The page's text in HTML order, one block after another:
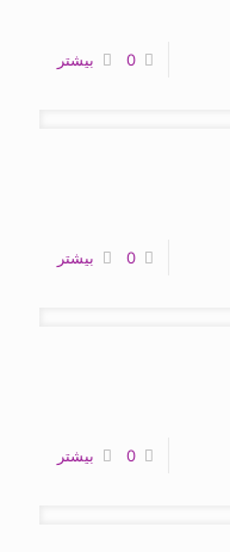
0 بیشتر
0 بیشتر
0 بیشتر